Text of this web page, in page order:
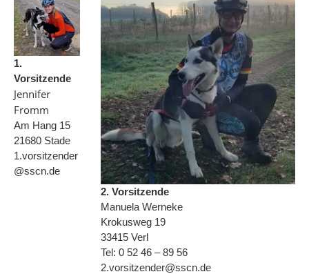
2. Vorsitzende
Manuela Werneke
Krokusweg 19
33415 Verl
Tel: 0 52 46 – 89 56
2.vorsitzender@sscn.de
1.
Vorsitzende
Jennifer
Fromm
Am Hang 15
21680 Stade
1.vorsitzender
@sscn.de